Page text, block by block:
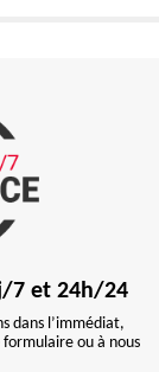
7 et 24h/24
dans l’immédiat,
formulaire ou à nous